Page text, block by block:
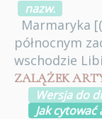
nazw.
Marmaryka
północnym
wschodzie
ZALĄŻEK
Wersja do
Jak cytować